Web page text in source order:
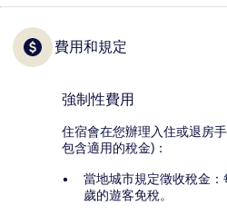
費用和規定
強制性費用
住宿會在您辦理入住或退房
包含適用的稅金)：
當地城市規定徵收稅金：
歲的遊客免稅。